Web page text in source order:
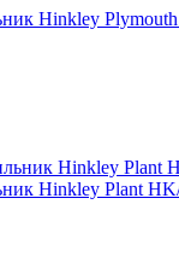
Hinkley
Hinkley Plant